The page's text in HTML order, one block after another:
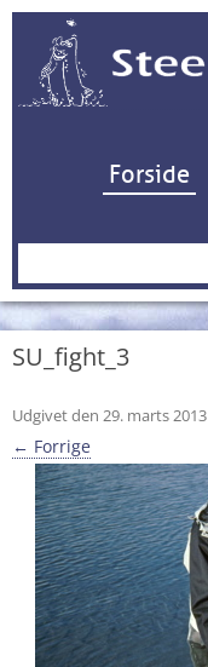
Forside
Søg
SU_fight_3
Udgivet den 29. marts 2013
← Forrige